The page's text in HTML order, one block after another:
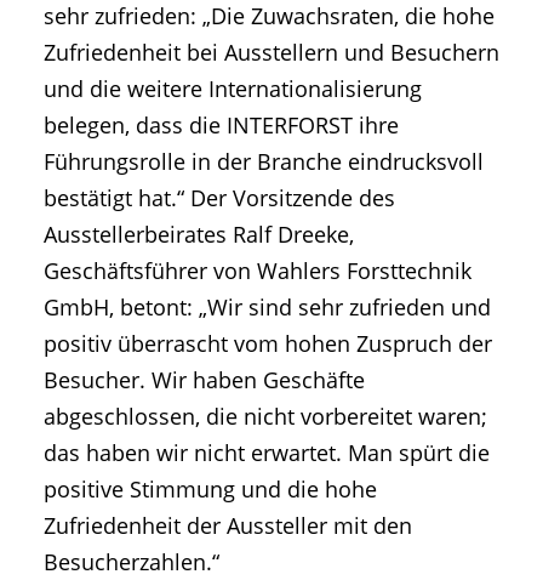
sehr zufrieden: „Die Zuwachsraten, die hohe
Zufriedenheit bei Ausstellern und Besuchern
und die weitere Internationalisierung
belegen, dass die INTERFORST ihre
Führungsrolle in der Branche eindrucksvoll
bestätigt hat.“ Der Vorsitzende des
Ausstellerbeirates Ralf Dreeke,
Geschäftsführer von Wahlers Forsttechnik
GmbH, betont: „Wir sind sehr zufrieden und
positiv überrascht vom hohen Zuspruch der
Besucher. Wir haben Geschäfte
abgeschlossen, die nicht vorbereitet waren;
das haben wir nicht erwartet. Man spürt die
positive Stimmung und die hohe
Zufriedenheit der Aussteller mit den
Besucherzahlen.“